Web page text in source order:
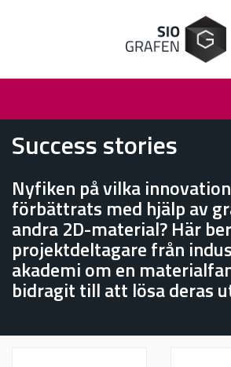
Success stories
Nyfiken på vilka
förbättrats med hjälp av
andra 2D-material? Här
projektdeltagare från
akademi om en
bidragit till att lösa deras